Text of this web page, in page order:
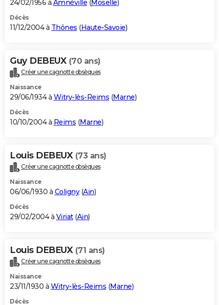
24/02/1956 à Amnéville (Moselle)
Décès
11/12/2004 à Thônes (Haute-Savoie)
Guy DEBEUX (70 ans)
Créer une cagnotte obsèques
Naissance
29/06/1934 à Witry-lès-Reims (Marne)
Décès
10/10/2004 à Reims (Marne)
Louis DEBEUX (73 ans)
Créer une cagnotte obsèques
Naissance
06/06/1930 à Coligny(Ain)
Décès
29/02/2004 à Viriat(Ain)
Louis DEBEUX (71 ans)
Créer une cagnotte obsèques
Naissance
23/11/1930 à Witry-lès-Reims (Marne)
Décès